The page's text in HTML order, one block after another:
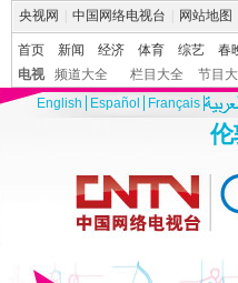
央视网 中国网络电视台 网站地图
首页 新闻 经济 体育 综艺 春
电视
频道大全 栏目大全 节目
English
Español Français